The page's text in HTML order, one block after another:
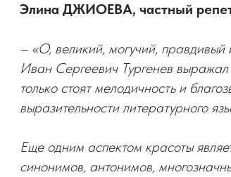
Элина ДЖИОЕВА, частный
– «О, великий, могучий,
Иван Сергеевич Тургенев
только стоят мелодичность и
выразительности литературного
Еще одним аспектом красоты
синонимов, антонимов,